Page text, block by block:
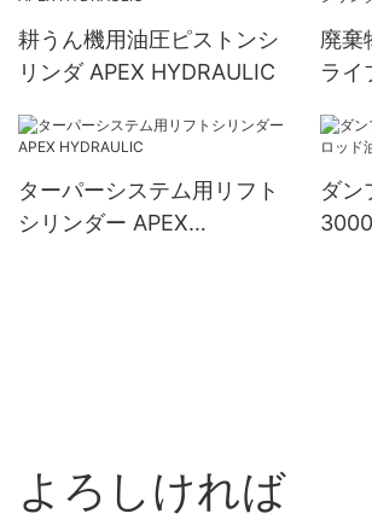
耕うん機用油圧ピストンシ
リンダ APEX HYDRAULIC
廃棄
ライ
ターパーシステム用リフト
シリンダー APEX
ダン
よろしければ